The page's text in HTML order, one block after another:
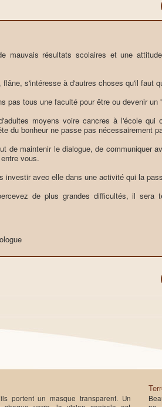
mauvais résultats scolaires et une
flâne, s'intéresse à d'autres choses qu'il faut
pas tous une faculté pour être ou devenir
moyens voire cancres à l'école
du bonheur ne passe pas nécessairement
de maintenir le dialogue, de communiquer
vous.
investir avec elle dans une activité qui la
de plus grandes difficultés, il sera
portent un masque transparent. Un